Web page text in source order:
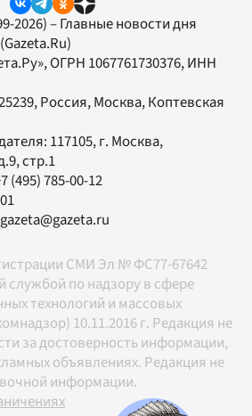
2026) – Главные новости дня
(Gazeta.Ru)
, ОГРН 1067761730376, ИНН
Россия, Москва, Коптевская
117105, г. Москва,
стр.1
(495) 785-00-12
gazeta@gazeta.ru
СМИ Эл № ФС77-67642
службой по надзору в сфере
технологий и массовых
10.11.2016 г. Редакция не
за достоверность информации,
объявлениях. Редакция не
информации.